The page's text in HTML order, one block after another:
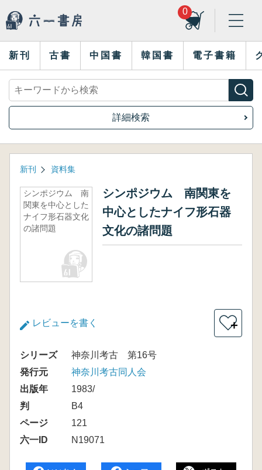
0
新刊 古書 中国書 韓国書 電子書籍
詳細検索
新刊 資料集
シンポジウム 南
関東を中心とした
ナイフ形石器文化
の諸問題
シンポジウム 南関東を
中心としたナイフ形石器
文化の諸問題
レビューを書く ＋
シリーズ
神奈川考古 第16号
発行元
神奈川考古同人会
出版年
1983/
判
B4
ページ
121
六一ID
N19071